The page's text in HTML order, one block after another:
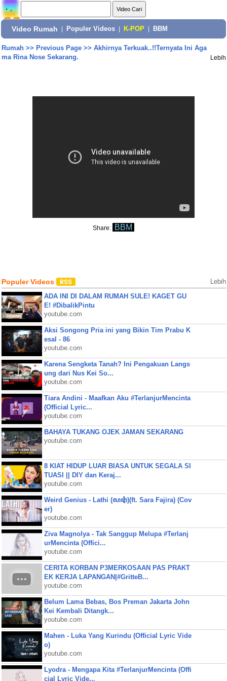
Video Rumah Populer Videos K-POP BBM
Rumah>> Previous Page>> Akhirnya Terkuak..!!Ternyata Ini Aga
ma Rina Nose Sekarang.
Lebih
Share: BBM
Populer Videos Lebih
ADA INI DI DALAM RUMAH SULE! KAGET GU
E! #DibalikPintu
youtube.com
Aksi Songong Pria ini yang Bikin Tim Prabu K
esal - 86
youtube.com
Karena Sengketa Tanah? Ini Pengakuan Langs
ung dari Nus Kei So...
youtube.com
Tiara Andini - Maafkan Aku #TerlanjurMencinta
(Official Lyric...
youtube.com
BAHAYA TUKANG OJEK JAMAN SEKARANG
youtube.com
8 KIAT HIDUP LUAR BIASA UNTUK SEGALA SI
TUASI || DIY dan Keraj...
youtube.com
Weird Genius - Lathi (ꦭꦛꦶ)(ft. Sara Fajira) (Cov
er)
youtube.com
Ziva Magnolya - Tak Sanggup Melupa #Terlanj
urMencinta (Offici...
youtube.com
CERITA KORBAN P3MERKOSAAN PAS PRAKT
EK KERJA LAPANGAN|#GritteB...
youtube.com
Belum Lama Bebas, Bos Preman Jakarta John
Kei Kembali Ditangk...
youtube.com
Mahen - Luka Yang Kurindu (Official Lyric Vide
o)
youtube.com
Lyodra - Mengapa Kita #TerlanjurMencinta (Offi
cial Lyric Vide...